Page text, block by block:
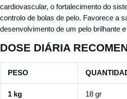
cardiovascular, o fortalecimento do
controlo de bolas de pelo. Favorece a
desenvolvimento de um pelo brilhante
DOSE DIÁRIA
PESO
1 kg 18 gr